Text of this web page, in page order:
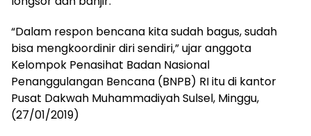
“Dalam respon bencana kita sudah bagus, sudah
bisa mengkoordinir diri sendiri,” ujar anggota
Kelompok Penasihat Badan Nasional
Penanggulangan Bencana (BNPB) RI itu di kantor
Pusat Dakwah Muhammadiyah Sulsel, Minggu,
(27/01/2019)